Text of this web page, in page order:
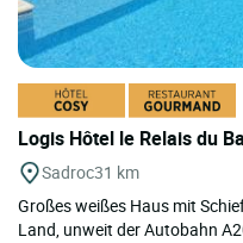
Logis Hôtel le Relais du
Sadroc31 km
Großes weißes Haus mit
Land, unweit der Autobahn